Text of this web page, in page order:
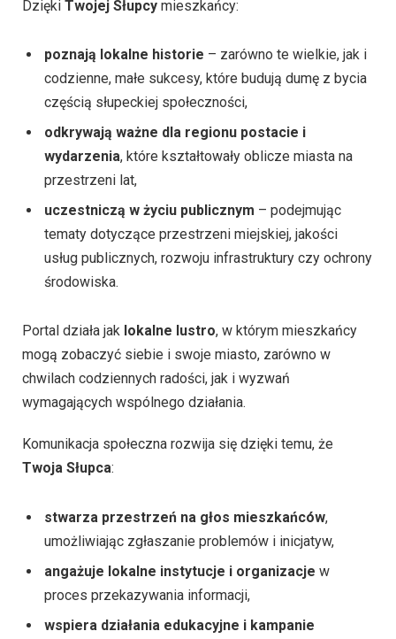
Dzięki Twojej Słupcy mieszkańcy:
poznają lokalne historie – zarówno te wielkie, jak i
codzienne, małe sukcesy, które budują dumę z bycia
częścią słupeckiej społeczności,
odkrywają ważne dla regionu postacie i
wydarzenia, które kształtowały oblicze miasta na
przestrzeni lat,
uczestniczą w życiu publicznym – podejmując
tematy dotyczące przestrzeni miejskiej, jakości
usług publicznych, rozwoju infrastruktury czy ochrony
środowiska.
Portal działa jak lokalne lustro, w którym mieszkańcy
mogą zobaczyć siebie i swoje miasto, zarówno w
chwilach codziennych radości, jak i wyzwań
wymagających wspólnego działania.
Komunikacja społeczna rozwija się dzięki temu, że
Twoja Słupca:
stwarza przestrzeń na głos mieszkańców,
umożliwiając zgłaszanie problemów i inicjatyw,
angażuje lokalne instytucje i organizacje w
proces przekazywania informacji,
wspiera działania edukacyjne i kampanie